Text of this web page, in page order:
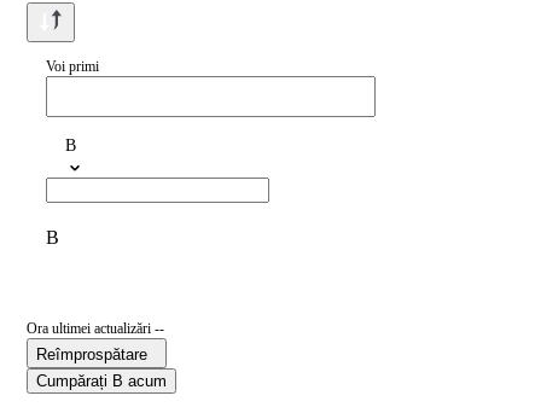
Voi primi
B
B
Ora ultimei actualizări --
Reîmprospătare
Cumpărați B acum